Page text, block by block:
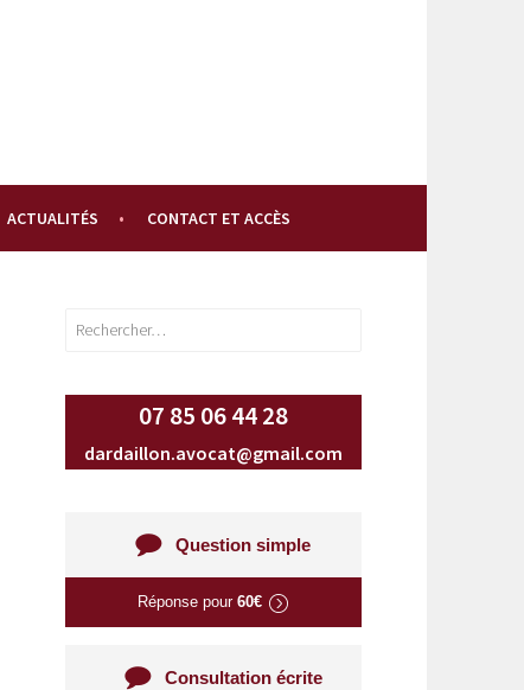
ACTUALITÉS CONTACT ET ACCÈS
Rechercher :
07 85 06 44 28
dardaillon.avocat@gmail.com
Question simple
Réponse pour 60€
Consultation écrite